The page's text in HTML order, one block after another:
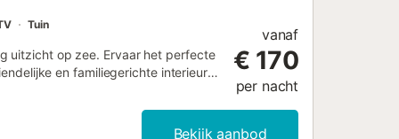
Tuin
uitzicht op zee. Ervaar het perfecte
en familiegerichte interieur
of samen kookt in de
prachtig uitzicht op de omgeving
vanaf
€ 170
per nacht
Bekijk aanbod